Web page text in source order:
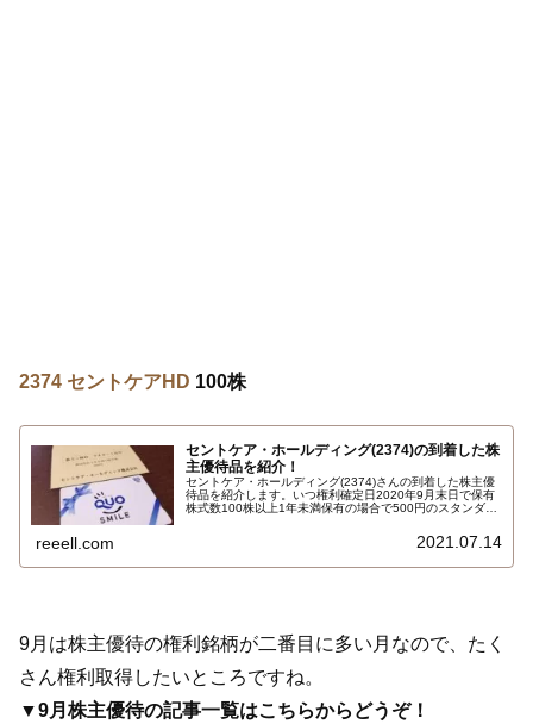
2374 セントケアHD 100株
セントケア・ホールディング(2374)の到着した株
主優待品を紹介！
セントケア・ホールディング(2374)さんの到着した株主優
待品を紹介します。いつ権利確定日2020年9月末日で保有
株式数100株以上1年未満保有の場合で500円のスタンダー
ド）です。 ギフト柄のＱＵＯカードですね。詳しくはこち
reeell.com 2021.07.14
9月は株主優待の権利銘柄が二番目に多い月なので、たく
さん権利取得したいところですね。
▼9月株主優待の記事一覧はこちらからどうぞ！